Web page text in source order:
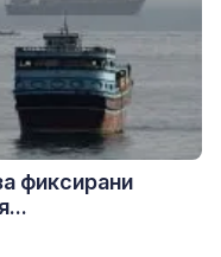
фиксирани